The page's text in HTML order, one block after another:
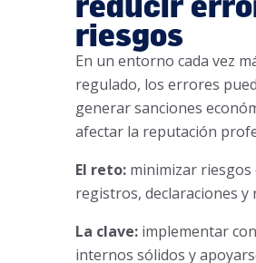
riesgos
En un entorno cada vez
regulado, los errores
generar sanciones
afectar la reputación
El reto:minimizar riesgos
registros, declaraciones y
La clave:implementar
internos sólidos y